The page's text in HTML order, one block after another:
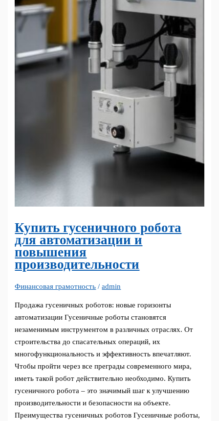
Купить гусеничного робота
для автоматизации и
повышения
производительности
Финансовая грамотность /admin
Продажа гусеничных роботов: новые горизонты
автоматизации Гусеничные роботы становятся
незаменимым инструментом в различных отраслях. От
строительства до спасательных операций, их
многофункциональность и эффективность впечатляют.
Чтобы пройти через все преграды современного мира,
иметь такой робот действительно необходимо. Купить
гусеничного робота – это значимый шаг к улучшению
производительности и безопасности на объекте.
Преимущества гусеничных роботов Гусеничные роботы,